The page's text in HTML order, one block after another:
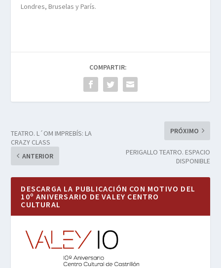
Londres, Bruselas y París.
COMPARTIR:
TEATRO. L´OM IMPREBÍS: LA
CRAZY CLASS
ANTERIOR
PRÓXIMO
PERIGALLO TEATRO. ESPACIO
DISPONIBLE
DESCARGA LA PUBLICACIÓN CON MOTIVO DEL
10º ANIVERSARIO DE VALEY CENTRO
CULTURAL